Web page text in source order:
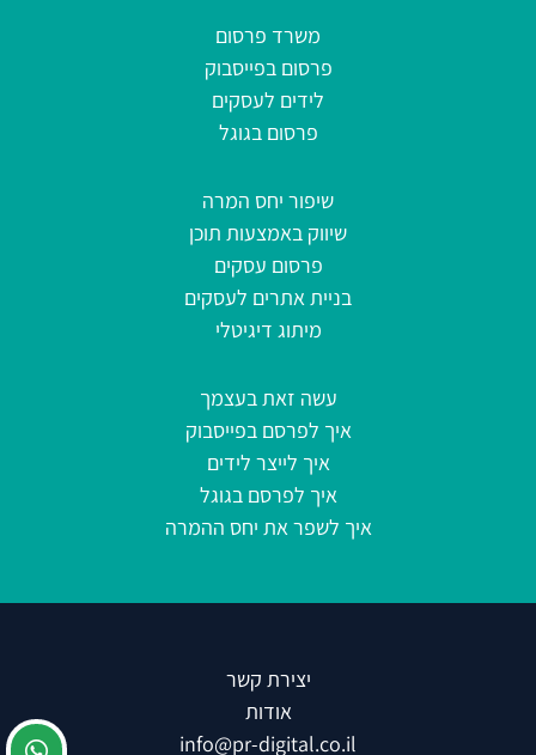
משרד פרסום
פרסום בפייסבוק
לידים לעסקים
פרסום בגוגל
שיפור יחס המרה
שיווק באמצעות תוכן
פרסום עסקים
בניית אתרים לעסקים
מיתוג דיגיטלי
עשה זאת בעצמך
איך לפרסם בפייסבוק
איך לייצר לידים
איך לפרסם בגוגל
איך לשפר את יחס ההמרה
יצירת קשר
אודות
info@pr-digital.co.il